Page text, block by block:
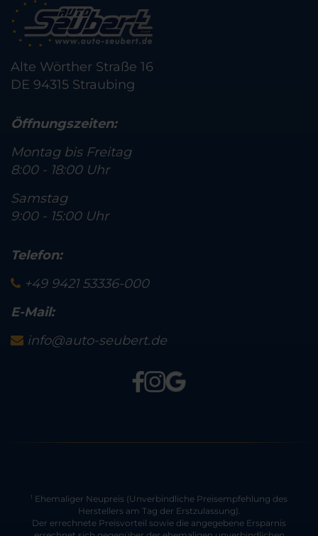
Alte Wörther Straße 16
DE 94315 Straubing
Öffnungszeiten:
Montag bis Freitag
8:00 - 18:00 Uhr
Samstag
9:00 - 15:00 Uhr
Telefon:
+49 9421 53336-000
E-Mail:
info@auto-seubert.de
1
Ehemaliger Neupreis (Unverbindliche Preisempfehlung des
Herstellers am Tag der Erstzulassung).
Der errechnete Preisvorteil sowie die angegebene Ersparnis